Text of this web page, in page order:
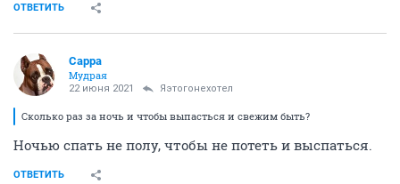
ОТВЕТИТЬ
Сарра
Мудрая
22 июня 2021 Яэтогонехотел
Сколько раз за ночь и чтобы выпасться и свежим быть?
Ночью спать не полу, чтобы не потеть и выспаться.
ОТВЕТИТЬ